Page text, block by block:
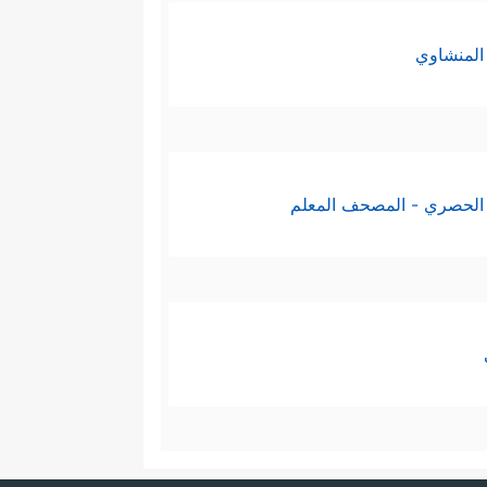
الحصري - المصحف المعلم